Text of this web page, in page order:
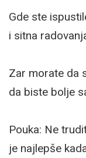
Gde ste
i sitna
Zar morate da
da biste bolje
Pouka: Ne
je najlepše